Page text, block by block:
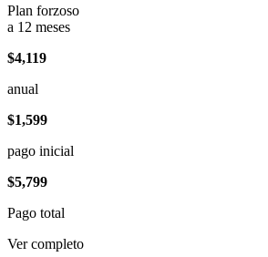
Plan forzoso
a 12 meses
$4,119
anual
$1,599
pago inicial
$5,799
Pago total
Ver completo